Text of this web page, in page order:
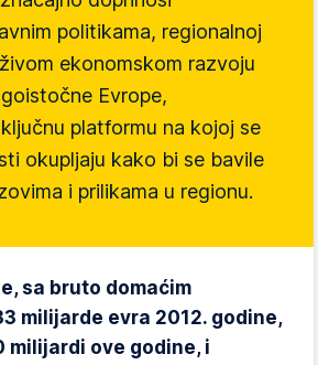
politikama, regionalnoj
ekonomskom razvoju
Evrope,
platformu na kojoj se
okupljaju kako bi se bavile
i prilikama u regionu.
sa bruto domaćim
milijarde evra 2012. godine,
milijardi ove godine, i